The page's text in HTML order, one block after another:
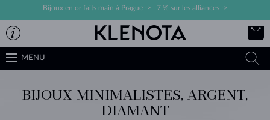
Bijoux en or faits main à Prague -> 7 % sur les alliances ->
MENU
BIJOUX MINIMALISTES, ARGENT,
DIAMANT